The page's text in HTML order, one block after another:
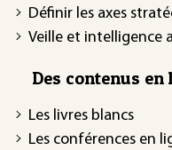
Définir les axes
Veille et intelligence
Des contenus en
Les livres blancs
Les conférences en